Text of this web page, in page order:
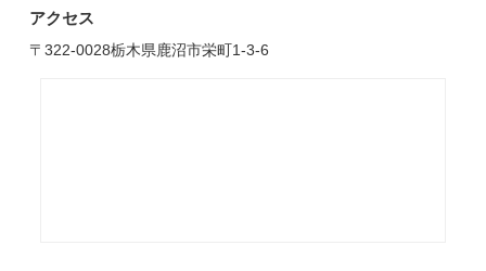
アクセス
〒322-0028栃木県鹿沼市栄町1-3-6